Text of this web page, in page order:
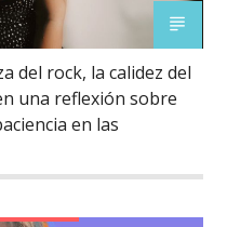
del rock, la calidez del
una reflexión sobre
en las